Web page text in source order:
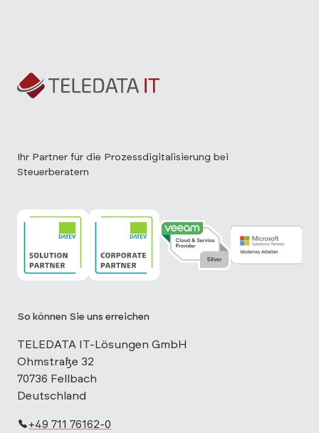
Ihr Partner für die Prozessdigitalisierung bei
Steuerberatern
So können Sie uns erreichen
TELEDATA IT-Lösungen GmbH
Ohmstraße 32
70736 Fellbach
Deutschland
+49 711 76162-0